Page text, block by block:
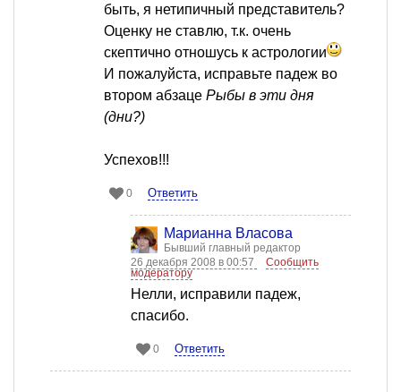
быть, я нетипичный представитель?
Оценку не ставлю, т.к. очень
скептично отношусь к астрологии
И пожалуйста, исправьте падеж во
втором абзаце Рыбы в эти дня
(дни?)
Успехов!!!
0 Ответить
Марианна Власова
Бывший главный редактор
26 декабря 2008 в 00:57
Сообщить
модератору
Нелли, исправили падеж,
спасибо.
0 Ответить